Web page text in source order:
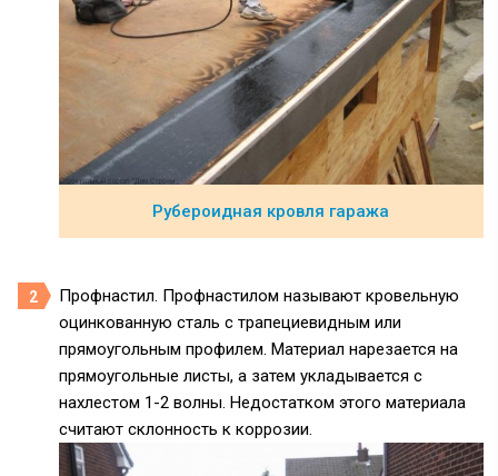
Рубероидная кровля гаража
Профнастил. Профнастилом называют кровельную
оцинкованную сталь с трапециевидным или
прямоугольным профилем. Материал нарезается на
прямоугольные листы, а затем укладывается с
нахлестом 1-2 волны. Недостатком этого материала
считают склонность к коррозии.